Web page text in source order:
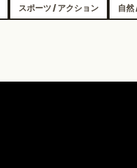
スポーツ / アクション 自然